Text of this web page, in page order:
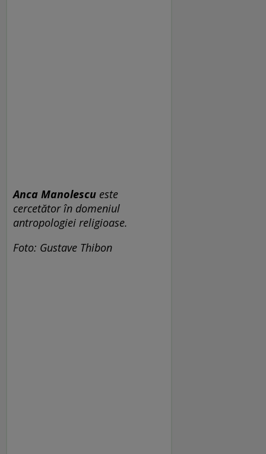
Anca Manolescu este
cercetător în domeniul
antropologiei religioase.
Foto: Gustave Thibon